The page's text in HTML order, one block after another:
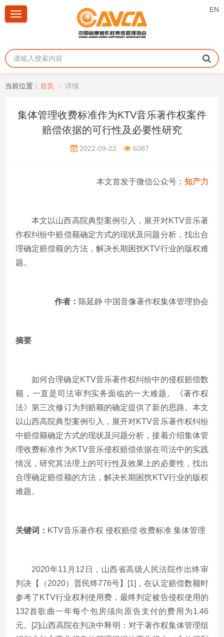
EN
Toggle
当前位置： 首页 详情
集体管理收费标准作为KTV音乐著作权案件
赔偿依据的可行性及必要性研究
2022-09-22 6087
本文首发于微信公众号： 知产力
本文以山西高院典型案例引入，展开对KTV音乐著
作权纠纷中赔偿额确定方式的现状及问题分析，找出合
理确定赔偿额的方法，解决长期困扰KTV行业的版权难
题。
作者： 陈延静 中国音像著作权集体管理协会
摘要
如何合理确定KTV音乐著作权纠纷中的侵权赔偿数
额，一直是司法审判实务面临的一大难题。《著作权
法》第三次修订为判赔额的确定提供了新的思路。本文
以山西高院典型案例引入，展开对KTV音乐著作权纠纷
中赔偿额确定方式的现状及问题分析，接着介绍集体管
理收费标准作为KTV音乐侵权赔偿依据在司法中的实践
情况，研究其法理上的可行性及效果上的必要性，找出
合理确定赔偿额的方法，解决长期困扰KTV行业的版权
难题。
关键词： KTV音乐著作权 侵权赔偿 收费标准 集体管理
2020年11月12日，山西省高级人民法院作出终审
判决【（2020）晋民终776号】[1]，在认定赔偿数额时
参考了KTV行业权利使用费，最终判定被告侵权使用的
132首歌曲一年每个包房须向原告支付的费用为1.46
元。[2]山西高院在判决中释明：对于著作权集体管理组